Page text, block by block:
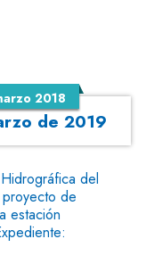
de 2019
2018
del
de
estación